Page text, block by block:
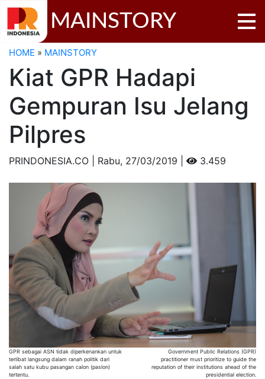
MAINSTORY
HOME » MAINSTORY
Kiat GPR Hadapi
Gempuran Isu Jelang
Pilpres
PRINDONESIA.CO | Rabu, 27/03/2019 | 3.459
GPR sebagai ASN tidak diperkenankan untuk
terlibat langsung dalam ranah politik dari
salah satu kubu pasangan calon (paslon)
tertentu.
Government Public Relations (GPR)
practitioner must prioritize to guide the
reputation of their institutions ahead of the
presidential election.